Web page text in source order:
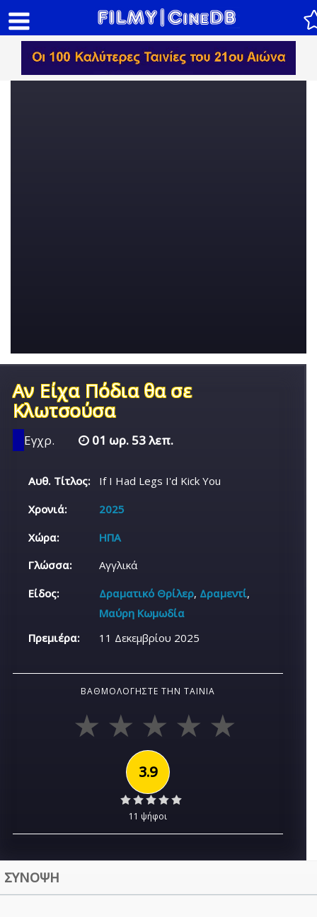
Αν Είχα Πόδια θα σε
Κλωτσούσα
Εγχρ. 01 ωρ. 53 λεπ.
Αυθ. Τίτλος:
If I Had Legs I'd Kick You
Χρονιά:
2025
Χώρα:
ΗΠΑ
Γλώσσα:
Αγγλικά
Είδος:
Δραματικό Θρίλερ, Δραμεντί,
Μαύρη Κωμωδία
Πρεμιέρα:
11 Δεκεμβρίου 2025
ΒΑΘΜΟΛΟΓΉΣΤΕ ΤΗΝ ΤΑΙΝΊΑ
3.9
11 ψήφοι
ΣΥΝΟΨΗ